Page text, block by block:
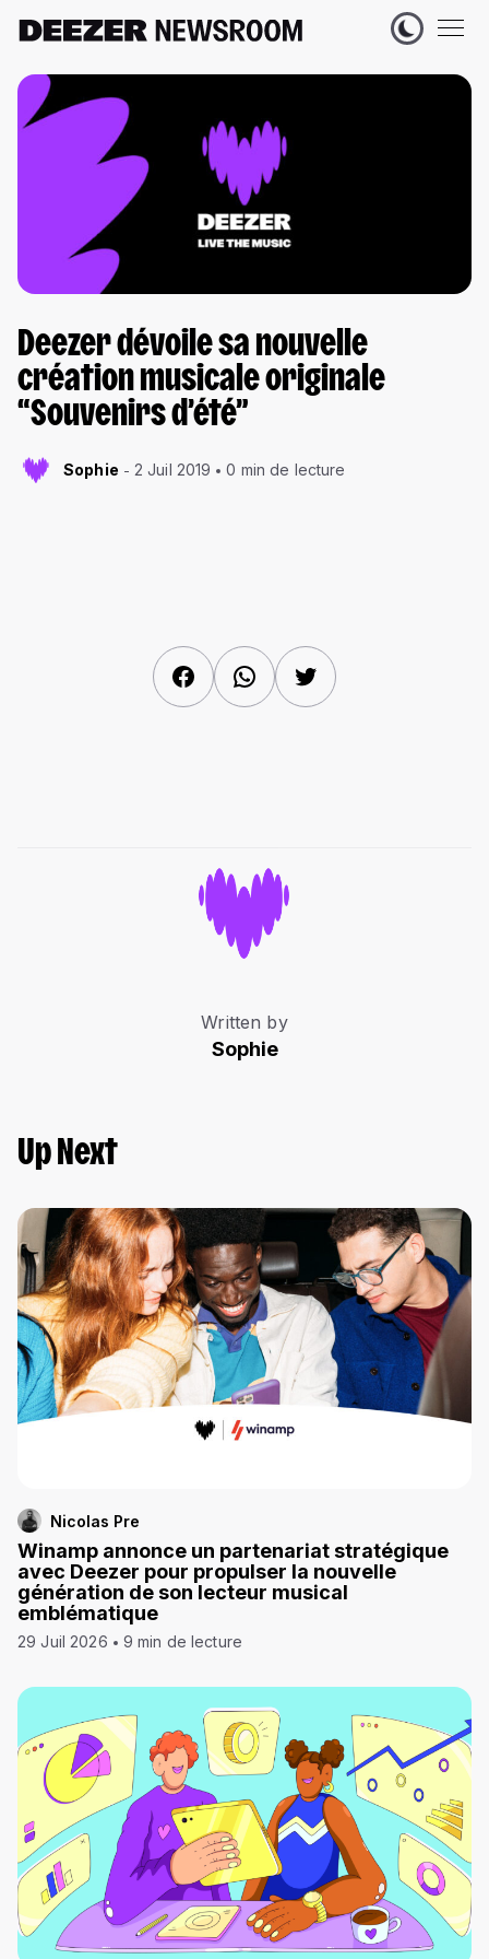
Deezer dévoile sa nouvelle
création musicale originale
“Souvenirs d’été”
Sophie 2 Juil 2019 0 min de lecture
FacebookWhatsAppTwitter
Written by
Sophie
Up Next
Nicolas Pre
Winamp annonce un partenariat stratégique
avec Deezer pour propulser la nouvelle
génération de son lecteur musical
emblématique
29 Juil 2026 9 min de lecture